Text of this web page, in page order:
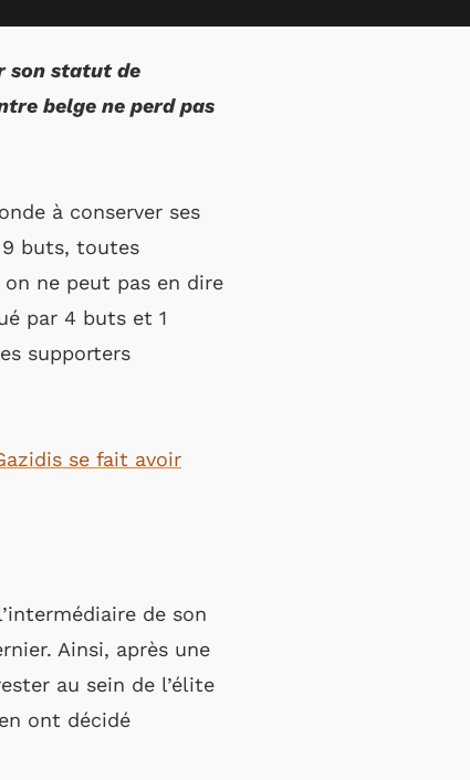
son statut de
belge ne perd pas
à conserver ses
9 buts, toutes
ne peut pas en dire
par 4 buts et 1
supporters
se fait avoir
de son
Ainsi, après une
au sein de l’élite
ont décidé